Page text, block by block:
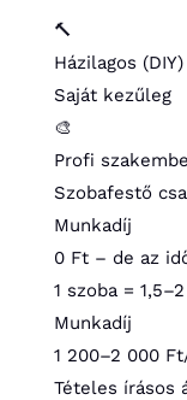
🔨
Házilagos (DIY)
Saját kezűleg
🎨
Profi
Szobafestő
Munkadíj
0 Ft – de az
1 szoba =
Munkadíj
1 200–2 000
Tételes írásos